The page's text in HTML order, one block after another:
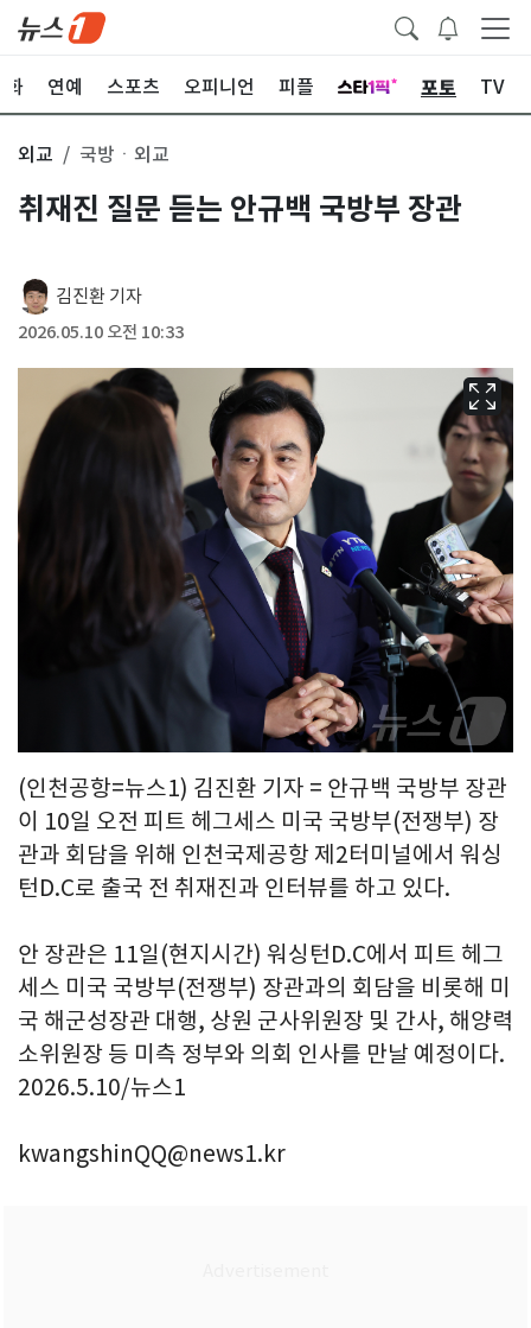
화 연예 스포츠 오피니언 피플 포토 TV
외교 국방ㆍ외교
취재진 질문 듣는 안규백 국방부 장관
김진환 기자
2026.05.10 오전 10:33
(인천공항=뉴스1) 김진환 기자 = 안규백 국방부 장관
이 10일 오전 피트 헤그세스 미국 국방부(전쟁부) 장
관과 회담을 위해 인천국제공항 제2터미널에서 워싱
턴D.C로 출국 전 취재진과 인터뷰를 하고 있다.
안 장관은 11일(현지시간) 워싱턴D.C에서 피트 헤그
세스 미국 국방부(전쟁부) 장관과의 회담을 비롯해 미
국 해군성장관 대행, 상원 군사위원장 및 간사, 해양력
소위원장 등 미측 정부와 의회 인사를 만날 예정이다.
2026.5.10/뉴스1
kwangshinQQ@news1.kr